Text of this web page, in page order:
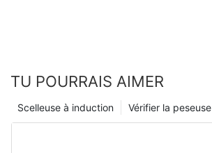
TU POURRAIS AIMER
Vérifier la peseuse
Scelleuse à induction